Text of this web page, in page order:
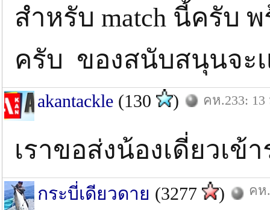
สำหรับ match นี้ครับ
ครับ ของสนับสนุนจะเ
akantackle (130 ) คห.233:
เราขอส่งน้องเดี่ยวเข้
กระบี่เดียวดาย (3277 ) คห